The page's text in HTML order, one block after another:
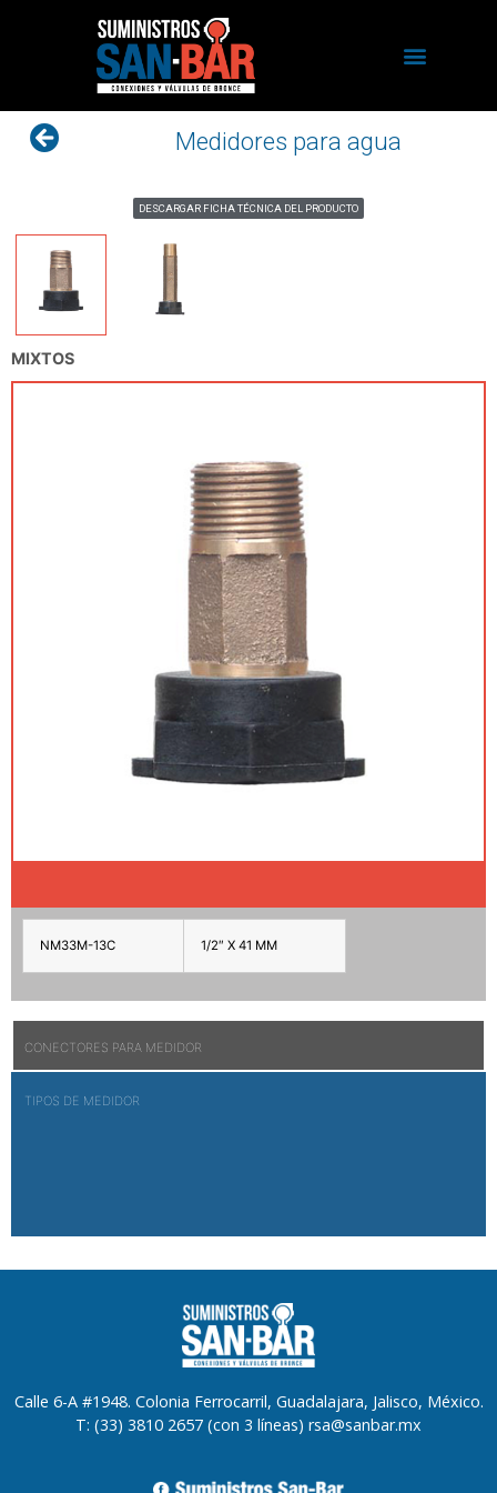
Medidores para agua
CONECTORES PARA MEDIDOR
TIPOS DE MEDIDOR
MIXTOS
NM33M-13C 1/2″ X 41 MM
DESCARGAR FICHA TÉCNICA DEL PRODUCTO
Calle 6-A #1948. Colonia Ferrocarril, Guadalajara, Jalisco, México.
T: (33) 3810 2657 (con 3 líneas) rsa@sanbar.mx